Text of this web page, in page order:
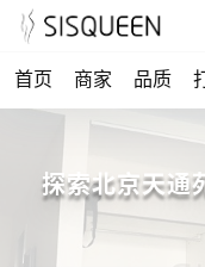
首页 商家 品质
探索北京天通